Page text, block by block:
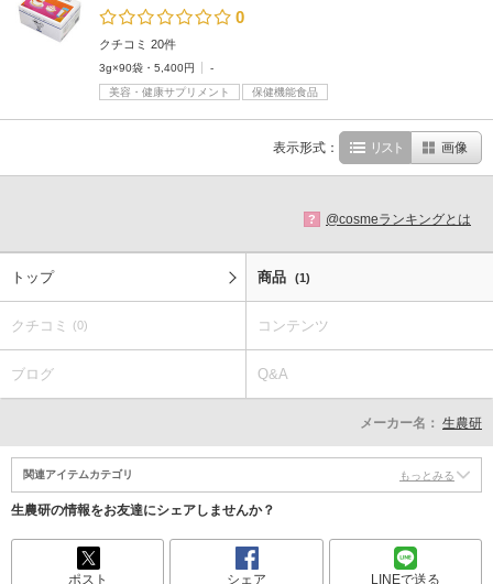
0
クチコミ 20件
3g×90袋・5,400円
-
美容・健康サプリメント
保健機能食品
表示形式： リスト 画像
? @cosmeランキングとは
トップ 商品 (1)
クチコミ (0) コンテンツ
ブログ Q&A
メーカー名： 生農研
関連アイテムカテゴリ もっとみる
生農研の情報をお友達にシェアしませんか？
ポスト シェア LINEで送る